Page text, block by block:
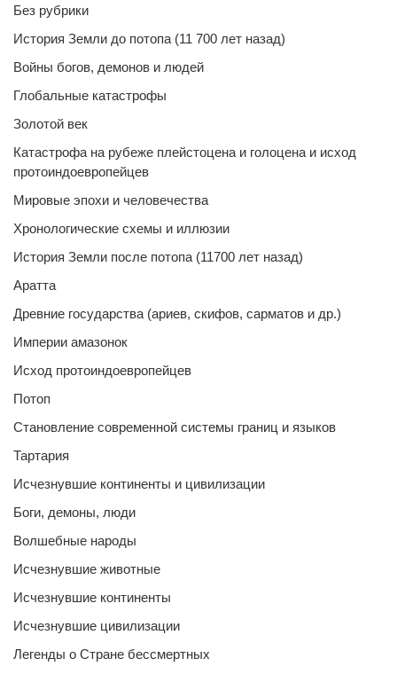
Без рубрики
История Земли до потопа (11 700 лет назад)
Войны богов, демонов и людей
Глобальные катастрофы
Золотой век
Катастрофа на рубеже плейстоцена и голоцена и исход
протоиндоевропейцев
Мировые эпохи и человечества
Хронологические схемы и иллюзии
История Земли после потопа (11700 лет назад)
Аратта
Древние государства (ариев, скифов, сарматов и др.)
Империи амазонок
Исход протоиндоевропейцев
Потоп
Становление современной системы границ и языков
Тартария
Исчезнувшие континенты и цивилизации
Боги, демоны, люди
Волшебные народы
Исчезнувшие животные
Исчезнувшие континенты
Исчезнувшие цивилизации
Легенды о Стране бессмертных